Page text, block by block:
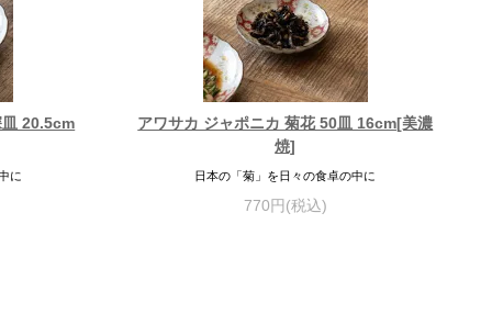
20.5cm
に
アワサカ ジャポニカ 菊花 50皿 16cm[美濃
焼]
日本の「菊」を日々の食卓の中に
770円(税込)